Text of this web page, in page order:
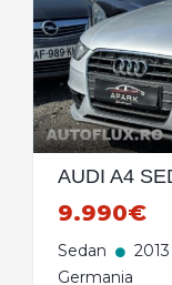
AUDI A4
9.990€
Sedan 2013
Germania